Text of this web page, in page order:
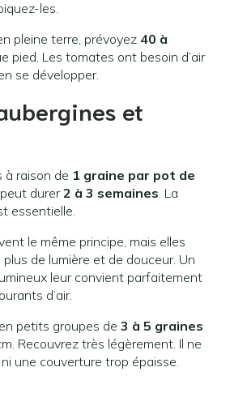
les.
pleine terre, prévoyez 40 à
pied. Les tomates ont besoin d’air
se développer.
et
à raison de 1 graine par pot de
durer2 à 3 semaines. La
essentielle.
le même principe, mais elles
de lumière et de douceur. Un
leur convient parfaitement
d’air.
petits groupes de 3 à 5 graines
Recouvrez très légèrement. Il ne
une couverture trop épaisse.